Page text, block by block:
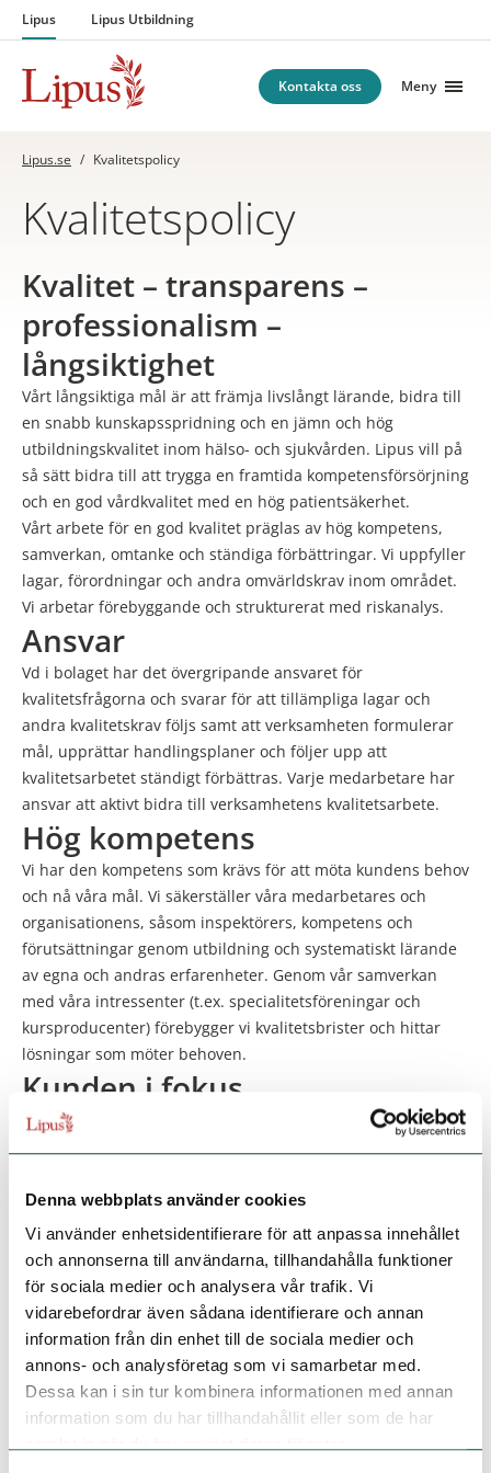
Denna webbplats använder cookies
Vi använder enhetsidentifierare för att anpassa innehållet
och annonserna till användarna, tillhandahålla funktioner
för sociala medier och analysera vår trafik. Vi
vidarebefordrar även sådana identifierare och annan
information från din enhet till de sociala medier och
annons- och analysföretag som vi samarbetar med.
Dessa kan i sin tur kombinera informationen med annan
information som du har tillhandahållit eller som de har
Hoppa till innehåll
Lipus Lipus Utbildning
Kontakta oss Meny
Lipus.se / Kvalitetspolicy
Kvalitetspolicy
Kvalitet – transparens –
professionalism –
långsiktighet
Vårt långsiktiga mål är att främja livslångt lärande, bidra till
en snabb kunskapsspridning och en jämn och hög
utbildningskvalitet inom hälso- och sjukvården. Lipus vill på
så sätt bidra till att trygga en framtida kompetensförsörjning
och en god vårdkvalitet med en hög patientsäkerhet.
Vårt arbete för en god kvalitet präglas av hög kompetens,
samverkan, omtanke och ständiga förbättringar. Vi uppfyller
lagar, förordningar och andra omvärldskrav inom området.
Vi arbetar förebyggande och strukturerat med riskanalys.
Ansvar
Vd i bolaget har det övergripande ansvaret för
kvalitetsfrågorna och svarar för att tillämpliga lagar och
andra kvalitetskrav följs samt att verksamheten formulerar
mål, upprättar handlingsplaner och följer upp att
kvalitetsarbetet ständigt förbättras. Varje medarbetare har
ansvar att aktivt bidra till verksamhetens kvalitetsarbete.
Hög kompetens
Vi har den kompetens som krävs för att möta kundens behov
och nå våra mål. Vi säkerställer våra medarbetares och
organisationens, såsom inspektörers, kompetens och
förutsättningar genom utbildning och systematiskt lärande
av egna och andras erfarenheter. Genom vår samverkan
med våra intressenter (t.ex. specialitetsföreningar och
kursproducenter) förebygger vi kvalitetsbrister och hittar
lösningar som möter behoven.
Kunden i fokus
Vi anpassar våra tjänster så att de möter och helst
Mål, ständiga förbättringar
och utveckling
Vi följer upp vårt arbete och förbättrar ständigt våra
arbetssätt och verktyg för att möta omvärldens föränderliga
behov. Lipus verksamhet gör löpande riskbedömningar,
formulerar mål och aktiviteter för kvalitetsarbetet samt följer
upp och utvärderar resultatet.
Lipus strävar efter att hela tiden utveckla tjänster inom